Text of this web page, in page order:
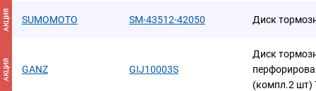
АКЦИЯ SUMOMOTO SM-43512-42050 Диск
АКЦИЯ GANZ GIJ10003S
Диск
(компл.2 шт)